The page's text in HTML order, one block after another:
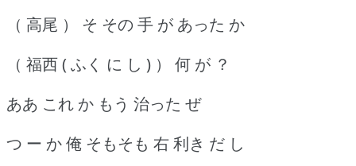
（ 高尾 ） そ その 手 が あった か
（ 福西 ( ふく に し ) ） 何 が ？
ああ これ か もう 治った ぜ
つ ー か 俺 そもそも 右 利き だ し